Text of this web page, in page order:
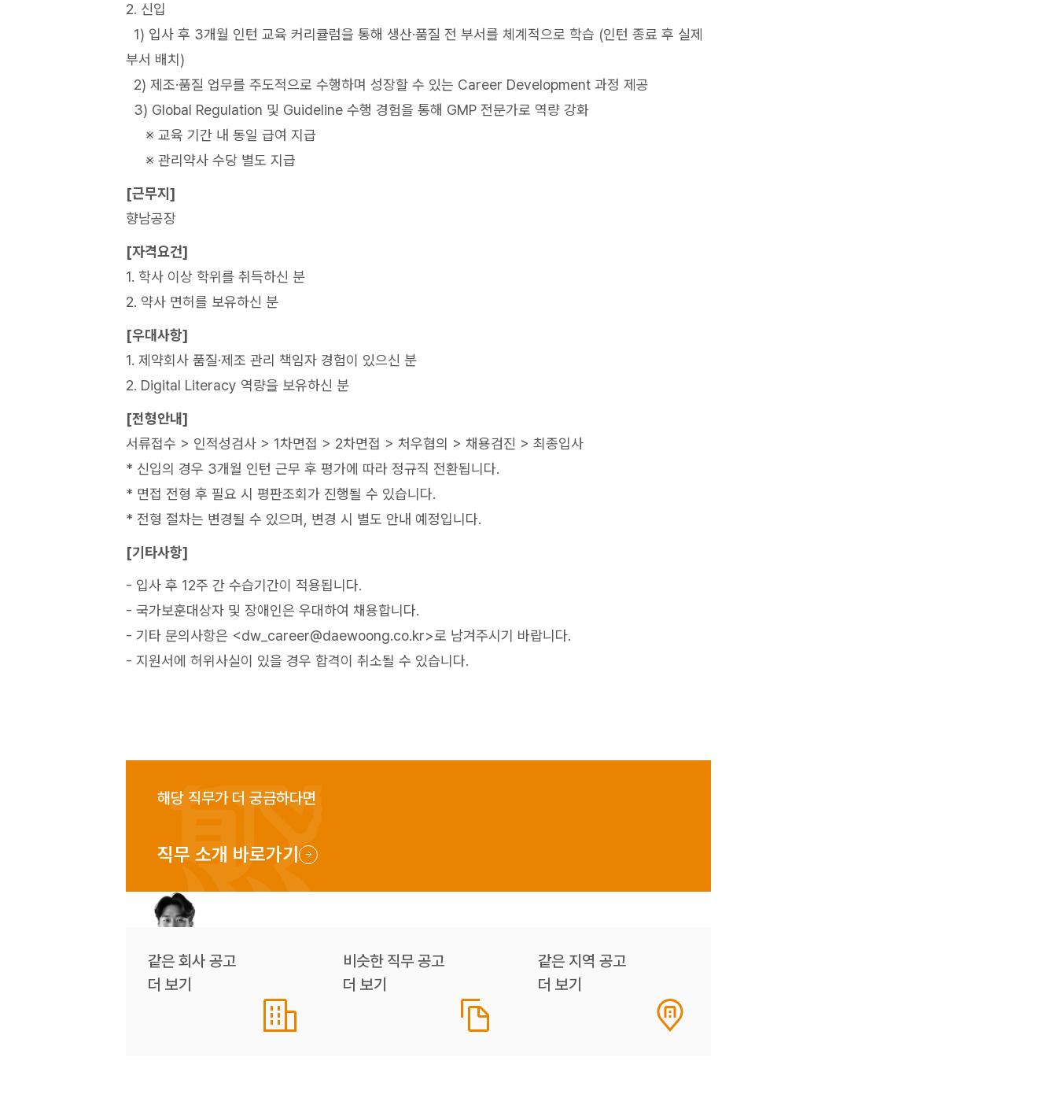
2. 신입
1) 입사 후 3개월 인턴 교육 커리큘럼을 통해 생산·품질 전 부서를 체계적으로 학습 (인턴 종료 후 실제
부서 배치)
2) 제조·품질 업무를 주도적으로 수행하며 성장할 수 있는 Career Development 과정 제공
3) Global Regulation 및 Guideline 수행 경험을 통해 GMP 전문가로 역량 강화
※ 교육 기간 내 동일 급여 지급
※ 관리약사 수당 별도 지급
[근무지]
향남공장
[자격요건]
1. 학사 이상 학위를 취득하신 분
2. 약사 면허를 보유하신 분
[우대사항]
1. 제약회사 품질·제조 관리 책임자 경험이 있으신 분
2. Digital Literacy 역량을 보유하신 분
[전형안내]
서류접수 > 인적성검사 > 1차면접 > 2차면접 > 처우협의 > 채용검진 > 최종입사
* 신입의 경우 3개월 인턴 근무 후 평가에 따라 정규직 전환됩니다.
* 면접 전형 후 필요 시 평판조회가 진행될 수 있습니다.
* 전형 절차는 변경될 수 있으며, 변경 시 별도 안내 예정입니다.⠀
[기타사항]
- 입사 후 12주 간 수습기간이 적용됩니다.
- 국가보훈대상자 및 장애인은 우대하여 채용합니다.
- 기타 문의사항은 <dw_career@daewoong.co.kr>로 남겨주시기 바랍니다.
- 지원서에 허위사실이 있을 경우 합격이 취소될 수 있습니다.
해당 직무가 더 궁금하다면
직무 소개 바로가기
같은 회사 공고
더 보기
비슷한 직무 공고
더 보기
같은 지역 공고
더 보기